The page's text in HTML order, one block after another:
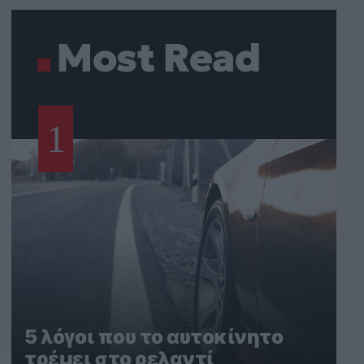
Most Read
1
5 λόγοι που το αυτοκίνητο
τρέμει στο ρελαντί